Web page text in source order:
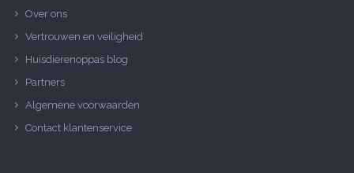
Over ons
Vertrouwen en veiligheid
Huisdierenoppas blog
Partners
Algemene voorwaarden
Contact klantenservice